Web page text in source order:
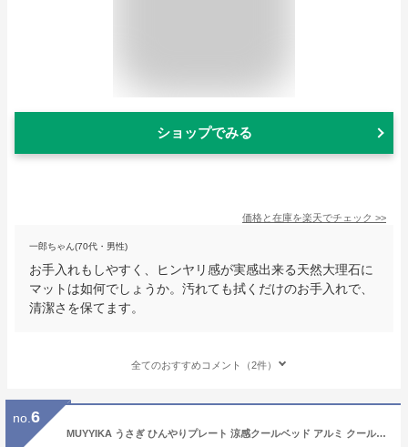
ショップでみる
価格と在庫を楽天でチェック >>
一郎ちゃん(70代・男性)
お手入れもしやすく、ヒンヤリ感が実感出来る天然大理石に
マットは如何でしょうか。汚れても拭くだけのお手入れで、
清潔さを保てます。
全てのおすすめコメント（2件）
no. 6
MUYYIKA うさぎ ひんやりプレート 涼感クールベッド アルミ クールマット 涼しい 冷却マット 物理冷却 温度を下げる 暑さ対策 熱中症対策 トト ロ モルモット 小動物に適用(300×200mm)